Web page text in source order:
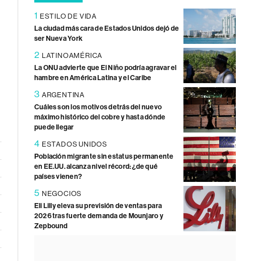
1 ESTILO DE VIDA
La ciudad más cara de Estados Unidos dejó de
ser Nueva York
2 LATINOAMÉRICA
La ONU advierte que El Niño podría agravar el
hambre en América Latina y el Caribe
3 ARGENTINA
Cuáles son los motivos detrás del nuevo
máximo histórico del cobre y hasta dónde
puede llegar
4 ESTADOS UNIDOS
Población migrante sin estatus permanente
en EE.UU. alcanza nivel récord: ¿de qué
países vienen?
5 NEGOCIOS
Eli Lilly eleva su previsión de ventas para
2026 tras fuerte demanda de Mounjaro y
Zepbound